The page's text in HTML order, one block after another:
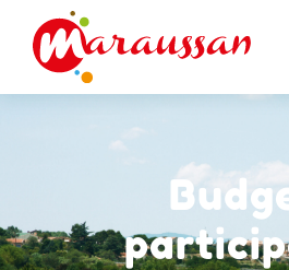
principal